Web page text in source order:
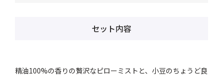
セット内容
精油100%の香りの贅沢なピローミストと、小豆のちょうど良